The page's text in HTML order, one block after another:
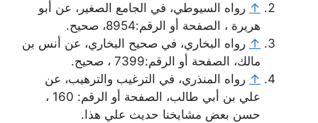
↑ رواه السيوطي، في الجامع الصغير، عن أبو
هريرة ، الصفحة أو الرقم:8954، صحيح.
↑ رواه البخاري، في صحيح البخاري، عن أنس بن
مالك، الصفحة أو الرقم:7399 ، صحيح.
↑ رواه المنذري، في الترغيب والترهيب، عن
علي بن أبي طالب، الصفحة أو الرقم: 160 ،
حسن بعض مشايخنا حديث علي هذا.